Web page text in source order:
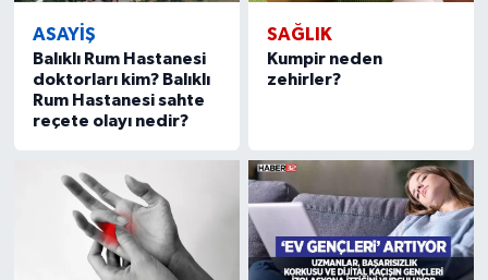
ASAYİŞ
Balıklı Rum Hastanesi
doktorları kim? Balıklı
Rum Hastanesi sahte
reçete olayı nedir?
SAĞLIK
Kumpir neden
zehirler?
MAGAZİN
Oyun
RESMİ İLANLAR
SAĞLIK